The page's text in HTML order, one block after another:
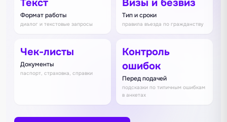
Текст
Формат работы
диалог и текстовые запросы
Визы и безвиз
Тип и сроки
правила въезда по гражданству
Чек-листы
Документы
паспорт, страховка, справки
Контроль
ошибок
Перед подачей
подсказки по типичным ошибкам
в анкетах